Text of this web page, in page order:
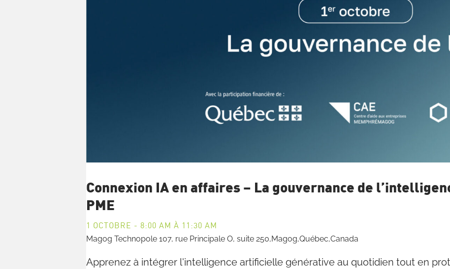
Connexion IA en affaires – La gouvernance de
PME
1 OCTOBRE - 8:00 AM À 11:30 AM
Magog Technopole 107, rue Principale O, suite 250,Magog,Québec,Canada
Apprenez à intégrer l'intelligence artificielle générative au quotidien tout en